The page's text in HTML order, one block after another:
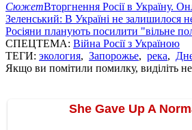
СюжетВторгнення Росії в Україну.
Зеленський: В Україні не залишилося
Росіяни планують посилити "вільне
СПЕЦТЕМА: Війна Росії з Україною
ТЕГИ: экология, Запорожье, река,
Якщо ви помітили помилку, виділіть